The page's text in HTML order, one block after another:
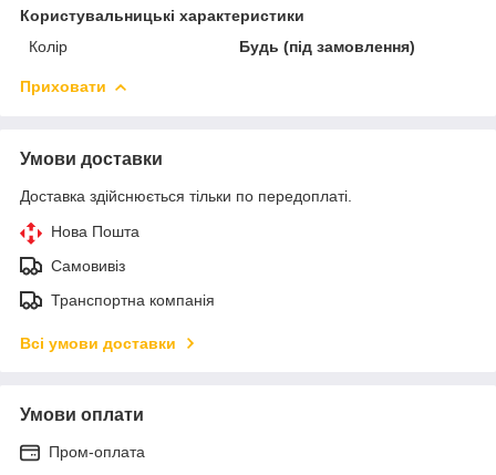
Користувальницькі характеристики
Колір
Будь (під замовлення)
Приховати
Умови доставки
Доставка здійснюється тільки по передоплаті.
Нова Пошта
Самовивіз
Транспортна компанія
Всі умови доставки
Умови оплати
Пром-оплата